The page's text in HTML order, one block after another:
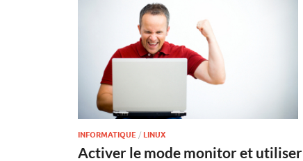
INFORMATIQUE / LINUX
Activer le mode monitor et utiliser